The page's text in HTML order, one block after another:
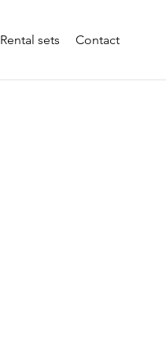
Rental sets Contact